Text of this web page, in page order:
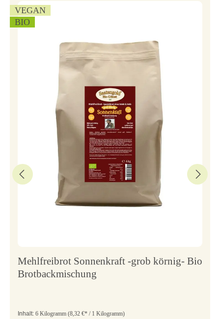
VEGAN
BIO
Mehlfreibrot Sonnenkraft -grob körnig- Bio
Brotbackmischung
Inhalt: 6 Kilogramm (8,32 €* / 1 Kilogramm)